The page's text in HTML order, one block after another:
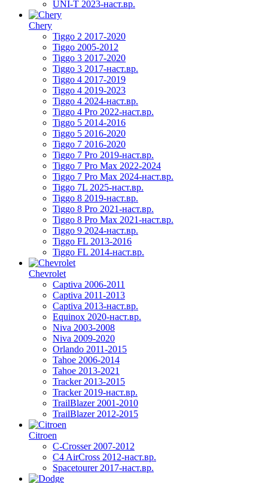
UNI-T 2023-наст.вр.
Chery
Tiggo 2 2017-2020
Tiggo 2005-2012
Tiggo 3 2017-2020
Tiggo 3 2017-наст.вр.
Tiggo 4 2017-2019
Tiggo 4 2019-2023
Tiggo 4 2024-наст.вр.
Tiggo 4 Pro 2022-наст.вр.
Tiggo 5 2014-2016
Tiggo 5 2016-2020
Tiggo 7 2016-2020
Tiggo 7 Pro 2019-наст.вр.
Tiggo 7 Pro Max 2022-2024
Tiggo 7 Pro Max 2024-наст.вр.
Tiggo 7L 2025-наст.вр.
Tiggo 8 2019-наст.вр.
Tiggo 8 Pro 2021-наст.вр.
Tiggo 8 Pro Max 2021-наст.вр.
Tiggo 9 2024-наст.вр.
Tiggo FL 2013-2016
Tiggo FL 2014-наст.вр.
Chevrolet
Captiva 2006-2011
Captiva 2011-2013
Captiva 2013-наст.вр.
Equinox 2020-наст.вр.
Niva 2003-2008
Niva 2009-2020
Orlando 2011-2015
Tahoe 2006-2014
Tahoe 2013-2021
Tracker 2013-2015
Tracker 2019-наст.вр.
TrailBlazer 2001-2010
TrailBlazer 2012-2015
Citroen
C-Crosser 2007-2012
C4 AirCross 2012-наст.вр.
Spacetourer 2017-наст.вр.